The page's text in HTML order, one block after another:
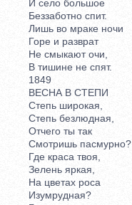
И село большое
Беззаботно спит.
Лишь во мраке ночи
Горе и разврат
Не смыкают очи,
В тишине не спят.
1849
ВЕСНА В СТЕПИ
Степь широкая,
Степь безлюдная,
Отчего ты так
Смотришь пасмурно?
Где краса твоя,
Зелень яркая,
На цветах роса
Изумрудная?